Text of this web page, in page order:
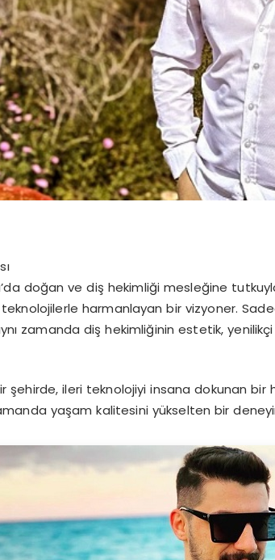
doğan ve diş hekimliği mesleğine
harmanlayan bir vizyoner.
zamanda diş hekimliğinin estetik,
şehirde, ileri teknolojiyi insana dokunan
yaşam kalitesini yükselten bir